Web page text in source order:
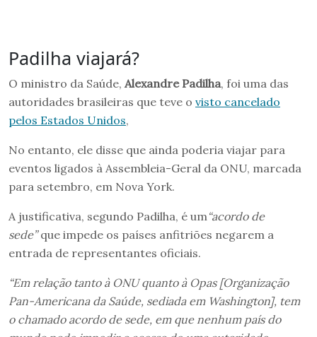
Padilha viajará?
O ministro da Saúde, Alexandre Padilha, foi uma das
autoridades brasileiras que teve o visto cancelado
pelos Estados Unidos,
No entanto, ele disse que ainda poderia viajar para
eventos ligados à Assembleia-Geral da ONU, marcada
para setembro, em Nova York.
A justificativa, segundo Padilha, é um“acordo de
sede”que impede os países anfitriões negarem a
entrada de representantes oficiais.
“Em relação tanto à ONU quanto à Opas [Organização
Pan-Americana da Saúde, sediada em Washington], tem
o chamado acordo de sede, em que nenhum país do